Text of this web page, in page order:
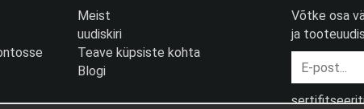
Meist
uudiskiri
Teave küpsiste kohta
Blogi
Võtke osa
ja